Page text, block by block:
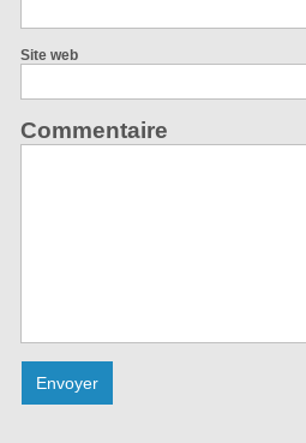
Site web
Commentaire